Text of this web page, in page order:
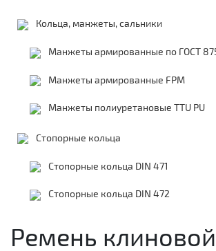
Кольца, манжеты, сальники
Манжеты армированные по ГОСТ
Манжеты армированные FPM
Манжеты полиуретановые TTU PU
Стопорные кольца
Стопорные кольца DIN 471
Стопорные кольца DIN 472
Ремень клиновой